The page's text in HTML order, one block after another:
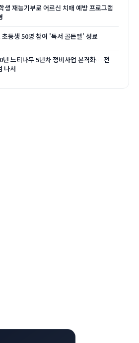
생 재능기부로 어르신 치매 예방 프로그램
초등생 50명 참여 '독서 골든벨' 성료
년 느티나무 5년차 정비사업 본격화… 전
나서